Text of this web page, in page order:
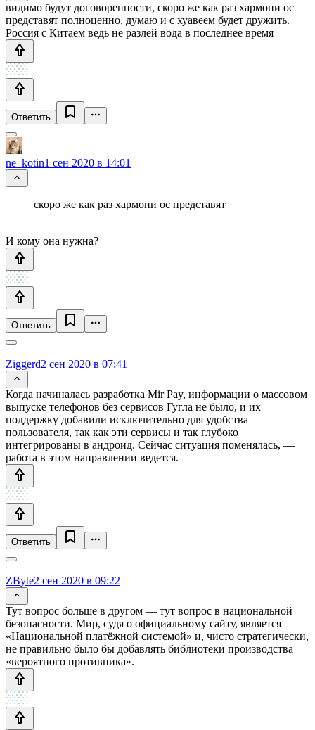
видимо будут договоренности, скоро же как раз хармони ос
представят полноценно, думаю и с хуавеем будет дружить.
Россия с Китаем ведь не разлей вода в последнее время
Ответить
ne_kotin1 сен 2020 в 14:01
скоро же как раз хармони ос представят
И кому она нужна?
Ответить
Ziggerd2 сен 2020 в 07:41
Когда начиналась разработка Mir Pay, информации о массовом
выпуске телефонов без сервисов Гугла не было, и их
поддержку добавили исключительно для удобства
пользователя, так как эти сервисы и так глубоко
интегрированы в андроид. Сейчас ситуация поменялась, —
работа в этом направлении ведется.
Ответить
ZByte2 сен 2020 в 09:22
Тут вопрос больше в другом — тут вопрос в национальной
безопасности. Мир, судя о официальному сайту, является
«Национальной платёжной системой» и, чисто стратегически,
не правильно было бы добавлять библиотеки производства
«вероятного противника».